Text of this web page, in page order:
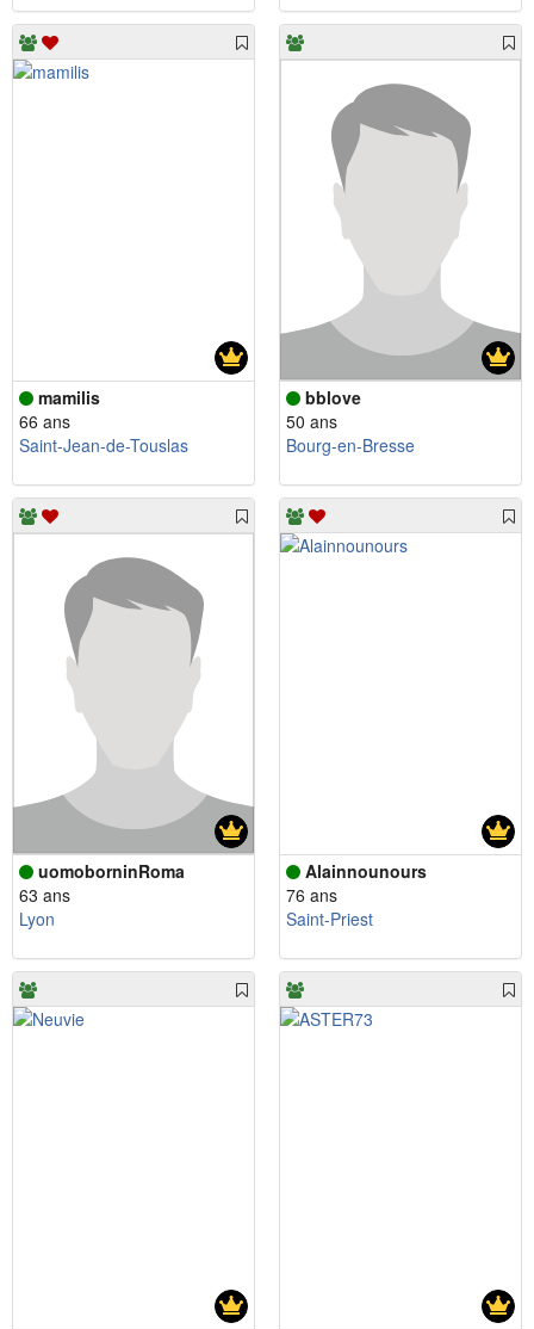
mamilis
66 ans
Saint-Jean-de-Touslas
bblove
50 ans
Bourg-en-Bresse
uomoborninRoma
63 ans
Lyon
Alainnounours
76 ans
Saint-Priest